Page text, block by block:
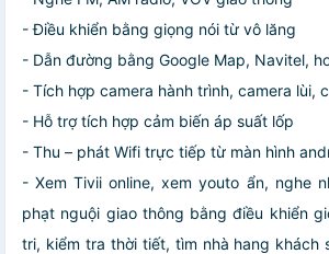
- Điều khiển bằng giọng nói từ vô lăng
- Dẫn đường bằng Google Map, Navitel,
- Tích hợp camera hành trình, camera lùi,
- Hỗ trợ tích hợp cảm biến áp suất lốp
- Thu – phát Wifi trực tiếp từ màn hình
- Xem Tivii online, xem youto ẩn, nghe
phạt nguội giao thông bằng điều khiển
tri, kiểm tra thời tiết, tìm nhà hang khách